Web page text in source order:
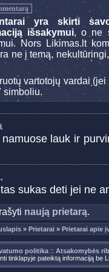
yra skirti
išsakymui, o ne
Nors Likimas.lt
ne į temą,
vartotojų vardai
simboliu.
namuose lauk ir
sukas deti jei ne
naują prietarą.
» Prietarai » Prietarai apie
politika :: Atsakomybės
tinklapyje pateiktą informaciją be